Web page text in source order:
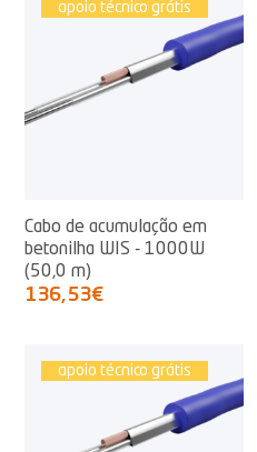
apoio técnico grátis
Cabo de acumulação em
betonilha WIS - 1000W
(50,0 m)
136,53€
apoio técnico grátis